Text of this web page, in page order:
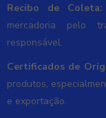
Recibo de Coleta:
mercadoria pelo
responsável.
Certificados de
produtos,
e exportação.